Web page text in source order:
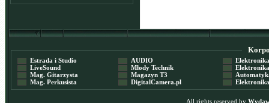
Estrada i Studio
LiveSound
Mag. Gitarzysta
Mag. Perkusista
AUDIO
Młody Technik
Magazyn T3
DigitalCamera.pl
Elektronika
Elektronika
Automatyka
Elektronika
All rights reserved by